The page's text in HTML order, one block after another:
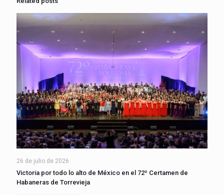
26 de julio de 2026
Victoria por todo lo alto de México en el 72º Certamen de
Habaneras de Torrevieja